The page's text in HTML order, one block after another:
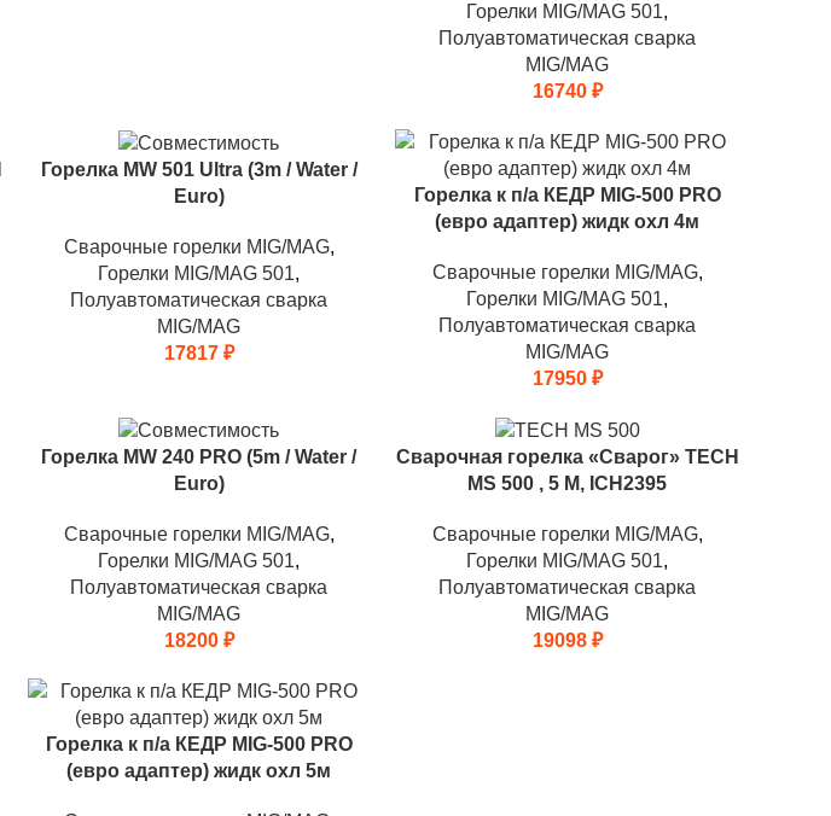
Горелки MIG/MAG 501,
Полуавтоматическая сварка
MIG/MAG
16740 ₽
Горелка MW 501 Ultra (3m / Water /
Euro)
Сварочные горелки MIG/MAG,
Горелки MIG/MAG 501,
Полуавтоматическая сварка
MIG/MAG
17817 ₽
Горелка к п/а КЕДР MIG-500 PRO
(евро адаптер) жидк охл 4м
Сварочные горелки MIG/MAG,
Горелки MIG/MAG 501,
Полуавтоматическая сварка
MIG/MAG
17950 ₽
Горелка MW 240 PRO (5m / Water /
Euro)
Сварочные горелки MIG/MAG,
Горелки MIG/MAG 501,
Полуавтоматическая сварка
MIG/MAG
18200 ₽
Сварочная горелка «Сварог» TECH
MS 500 , 5 М, ICH2395
Сварочные горелки MIG/MAG,
Горелки MIG/MAG 501,
Полуавтоматическая сварка
MIG/MAG
19098 ₽
Горелка к п/а КЕДР MIG-500 PRO
(евро адаптер) жидк охл 5м